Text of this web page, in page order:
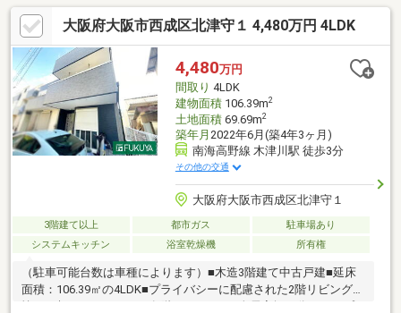
エリアに強い地域密着型店舗！＊不動産仲介歴10年以上！地域に
も詳しいスタッフが在籍！＊多数の銀行からお客様に合う住宅ロ
ーンをご紹介します！
大阪府大阪市西成区北津守１ 4,480万円 4LDK
4,480万円
間取り 4LDK
建物面積106.39m2
土地面積69.69m2
築年月 2022年6月(築4年3ヶ月)
南海高野線 木津川駅 徒歩3分
その他の交通
大阪府大阪市西成区北津守１
3階建て以上 都市ガス
駐車場あり
システムキッチン
浴室乾燥機 所有権
（駐車可能台数は車種によります）■木造3階建て中古戸建■延床
面積：106.39㎡の4LDK■プライバシーに配慮された2階リビング■